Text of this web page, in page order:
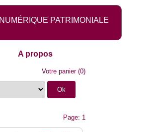
PATRIMONIALE
A propos
Votre panier(0)
Page: 1